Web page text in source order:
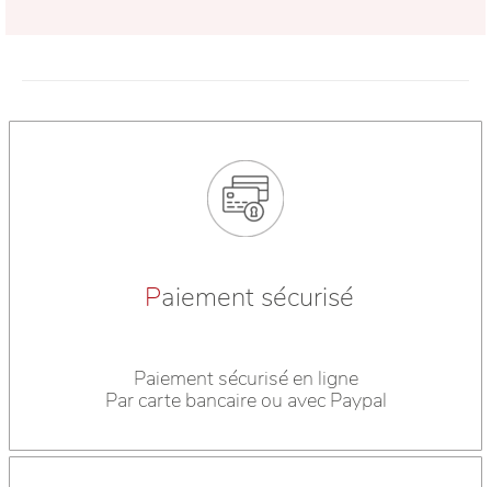
Paiement sécurisé
Paiement sécurisé en ligne
Par carte bancaire ou avec Paypal